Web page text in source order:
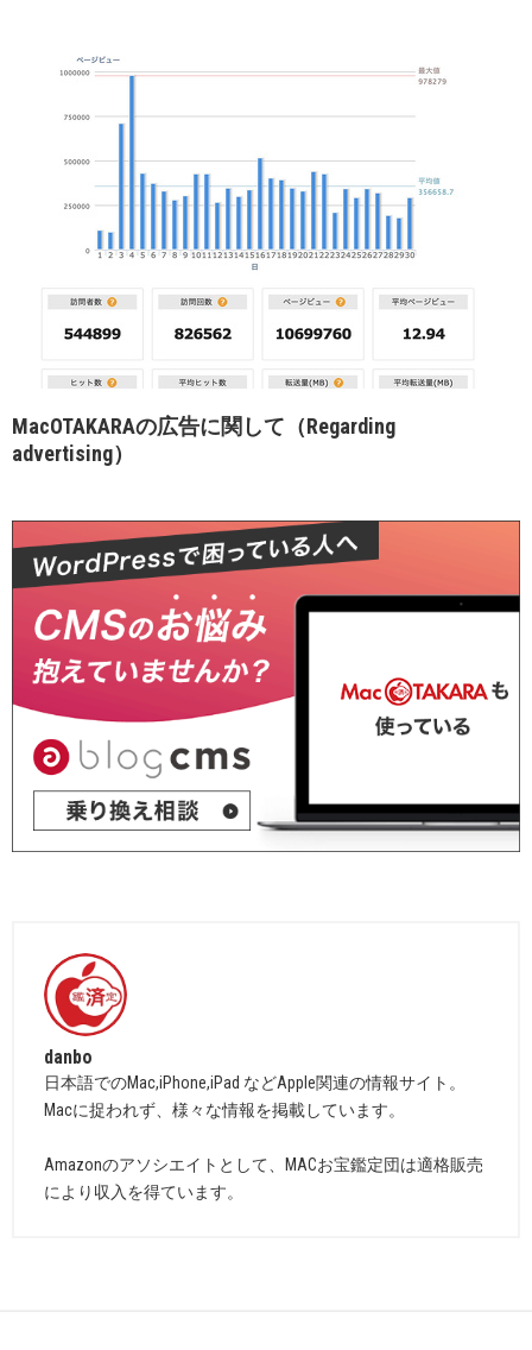
MacOTAKARAの広告に関して（Regarding
advertising）
danbo
日本語でのMac,iPhone,iPad などApple関連の情報サイト。
Macに捉われず、様々な情報を掲載しています。
Amazonのアソシエイトとして、MACお宝鑑定団は適格販売
により収入を得ています。